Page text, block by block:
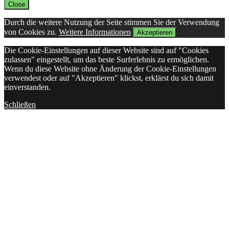
Close
Durch die weitere Nutzung der Seite stimmen Sie der Verwendung
von Cookies zu. Weitere Informationen Akzeptieren
Die Cookie-Einstellungen auf dieser Website sind auf "Cookies
zulassen" eingestellt, um das beste Surferlebnis zu ermöglichen.
Wenn du diese Website ohne Änderung der Cookie-Einstellungen
verwendest oder auf "Akzeptieren" klickst, erklärst du sich damit
einverstanden.
Schließen